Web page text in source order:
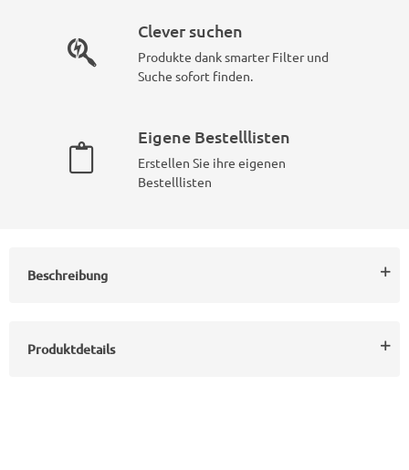
Clever suchen
Produkte dank smarter Filter und
Suche sofort finden.
Eigene Bestelllisten
Erstellen Sie ihre eigenen
Bestelllisten
Beschreibung
Produktdetails